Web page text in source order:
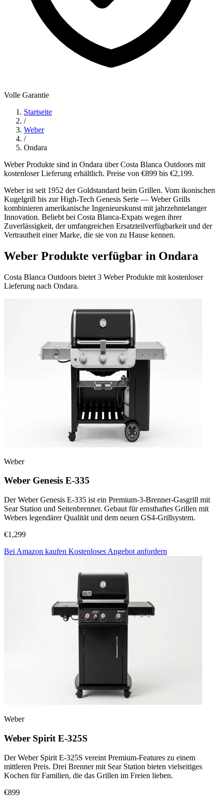
Volle Garantie
Startseite
/
Weber
/
Ondara
Weber Produkte sind in Ondara über Costa Blanca Outdoors mit
kostenloser Lieferung erhältlich. Preise von €899 bis €2,199.
Weber ist seit 1952 der Goldstandard beim Grillen. Vom ikonischen
Kugelgrill bis zur High-Tech Genesis Serie — Weber Grills
kombinieren amerikanische Ingenieurskunst mit jahrzehntelanger
Innovation. Beliebt bei Costa Blanca-Expats wegen ihrer
Zuverlässigkeit, der umfangreichen Ersatzteilverfügbarkeit und der
Vertrautheit einer Marke, die sie von zu Hause kennen.
Weber Produkte verfügbar in Ondara
Costa Blanca Outdoors bietet 3 Weber Produkte mit kostenloser
Lieferung nach Ondara.
Weber
Weber Genesis E-335
Der Weber Genesis E-335 ist ein Premium-3-Brenner-Gasgrill mit
Sear Station und Seitenbrenner. Gebaut für ernsthaftes Grillen mit
Webers legendärer Qualität und dem neuen GS4-Grillsystem.
€1,299
Bei Amazon kaufen Kostenloses Angebot anfordern
Weber
Weber Spirit E-325S
Der Weber Spirit E-325S vereint Premium-Features zu einem
mittleren Preis. Drei Brenner mit Sear Station bieten vielseitiges
Kochen für Familien, die das Grillen im Freien lieben.
€899